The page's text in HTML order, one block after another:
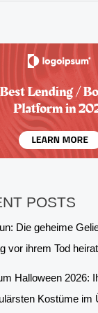
POSTS
Die geheime
vor ihrem Tod
Halloween 2026:
Kostüme im